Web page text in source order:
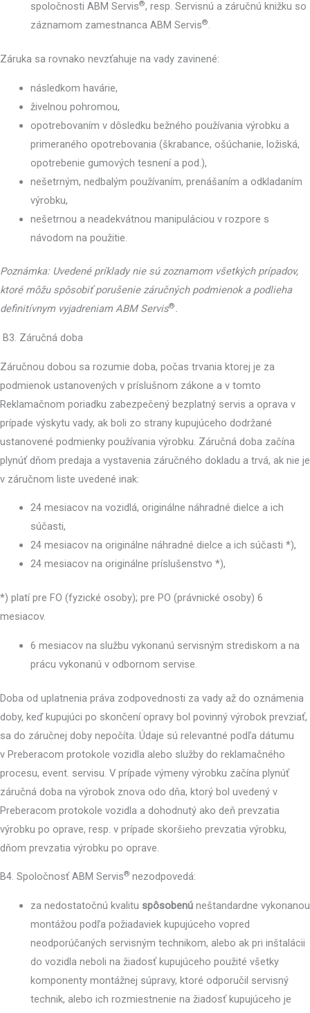
spoločnosti ABM Servis®, resp. Servisnú a záručnú knižku so
záznamom zamestnanca ABM Servis®.
Záruka sa rovnako nevzťahuje na vady zavinené:
následkom havárie,
živelnou pohromou,
opotrebovaním v dôsledku bežného používania výrobku a
primeraného opotrebovania (škrabance, ošúchanie, ložiská,
opotrebenie gumových tesnení a pod.),
nešetrným, nedbalým používaním, prenášaním a odkladaním
výrobku,
nešetrnou a neadekvátnou manipuláciou v rozpore s
návodom na použitie.
Poznámka: Uvedené príklady nie sú zoznamom všetkých prípadov,
ktoré môžu spôsobiť porušenie záručných podmienok a podlieha
definitívnym vyjadreniam ABM Servis®.
B3. Záručná doba
Záručnou dobou sa rozumie doba, počas trvania ktorej je za
podmienok ustanovených v príslušnom zákone a v tomto
Reklamačnom poriadku zabezpečený bezplatný servis a oprava v
prípade výskytu vady, ak boli zo strany kupujúceho dodržané
ustanovené podmienky používania výrobku. Záručná doba začína
plynúť dňom predaja a vystavenia záručného dokladu a trvá, ak nie je
v záručnom liste uvedené inak:
24 mesiacov na vozidlá, originálne náhradné dielce a ich
súčasti,
24 mesiacov na originálne náhradné dielce a ich súčasti *),
24 mesiacov na originálne príslušenstvo *),
*) platí pre FO (fyzické osoby); pre PO (právnické osoby) 6
mesiacov.
6 mesiacov na službu vykonanú servisným strediskom a na
prácu vykonanú v odbornom servise.
Doba od uplatnenia práva zodpovednosti za vady až do oznámenia
doby, keď kupujúci po skončení opravy bol povinný výrobok prevziať,
sa do záručnej doby nepočíta. Údaje sú relevantné podľa dátumu
v Preberacom protokole vozidla alebo služby do reklamačného
procesu, event. servisu. V prípade výmeny výrobku začína plynúť
záručná doba na výrobok znova odo dňa, ktorý bol uvedený v
Preberacom protokole vozidla a dohodnutý ako deň prevzatia
výrobku po oprave, resp. v prípade skoršieho prevzatia výrobku,
dňom prevzatia výrobku po oprave.
B4. Spoločnosť ABM Servis® nezodpovedá:
za nedostatočnú kvalitu spôsobenúneštandardne vykonanou
montážou podľa požiadaviek kupujúceho vopred
neodporúčaných servisným technikom, alebo ak pri inštalácii
do vozidla neboli na žiadosť kupujúceho použité všetky
komponenty montážnej súpravy, ktoré odporučil servisný
technik, alebo ich rozmiestnenie na žiadosť kupujúceho je